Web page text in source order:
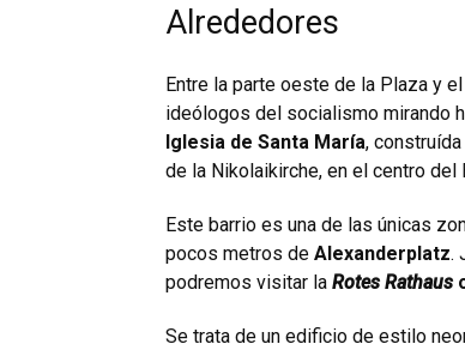
Alrededores
Entre la parte oeste de la Plaza y
ideólogos del socialismo mirando
Iglesia de Santa María,
de la Nikolaikirche, en el centro
Este barrio es una de las únicas
pocos metros de Alexanderplatz.
podremos visitar la Rotes Rathaus
Se trata de un edificio de estilo